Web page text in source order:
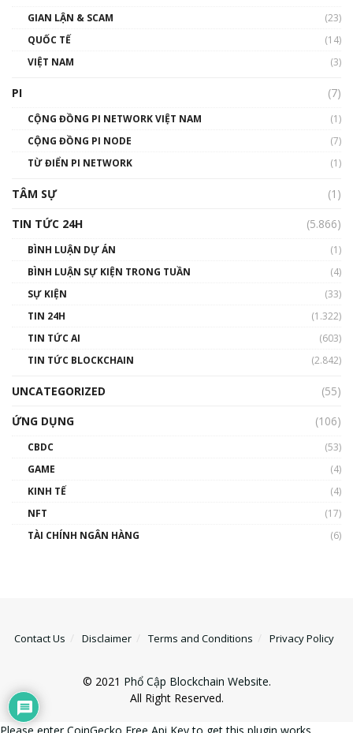
gió ấm
Talkshow 14: MemeCoin – Trò đùa tỷ đô
01:29:26
GIAN LẬN & SCAM
(23)
QUỐC TẾ
(14)
VIỆT NAM
(3)
PI (7)
CỘNG ĐỒNG PI NETWORK VIỆT NAM
(1)
CỘNG ĐỒNG PI NODE
(7)
TỪ ĐIỂN PI NETWORK
(1)
TÂM SỰ
(1)
TIN TỨC 24H
(5.866)
BÌNH LUẬN DỰ ÁN
(1)
BÌNH LUẬN SỰ KIỆN TRONG TUẦN
(4)
SỰ KIỆN
(33)
TIN 24H
(1.322)
TIN TỨC AI
(603)
TIN TỨC BLOCKCHAIN
(2.842)
UNCATEGORIZED
(55)
ỨNG DỤNG
(106)
CBDC
(53)
GAME
(4)
KINH TẾ
(4)
NFT
(17)
TÀI CHÍNH NGÂN HÀNG
(6)
Contact Us Disclaimer Terms and Conditions Privacy Policy
© 2021 Phổ Cập Blockchain Website.
All Right Reserved.
Please enter CoinGecko Free Api Key to get this plugin works.